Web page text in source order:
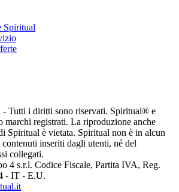
Spiritual
Tutti i diritti sono riservati. Spiritual® e
marchi registrati. La riproduzione anche
Spiritual è vietata. Spiritual non è in alcun
inseriti dagli utenti, né del
collegati.
4 s.r.l. Codice Fiscale, Partita IVA, Reg.
- IT - E.U.